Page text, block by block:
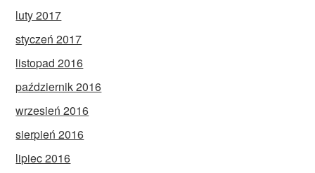
luty 2017
styczeń 2017
listopad 2016
październik 2016
wrzesień 2016
sierpień 2016
lipiec 2016